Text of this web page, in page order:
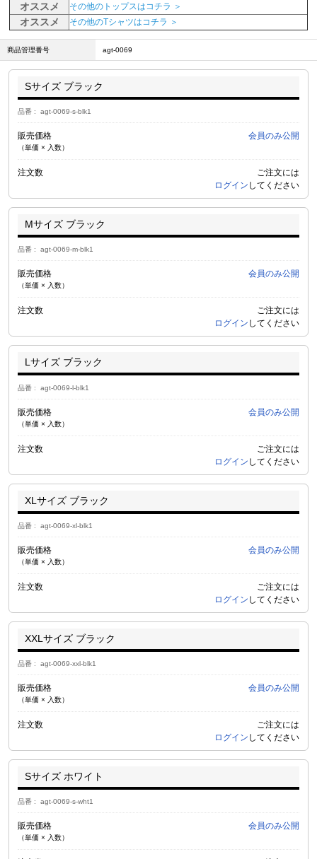
オススメ その他のトップスはコチラ ＞
オススメ その他のTシャツはコチラ ＞
商品管理番号 agt-0069
Sサイズ ブラック
品番 agt-0069-s-blk1
販売価格
（単価 × 入数）
会員のみ公開
注文数
ご注文には
ログイン してください
Mサイズ ブラック
品番 agt-0069-m-blk1
販売価格
（単価 × 入数）
会員のみ公開
注文数
ご注文には
ログイン してください
Lサイズ ブラック
品番 agt-0069-l-blk1
販売価格
（単価 × 入数）
会員のみ公開
注文数
ご注文には
ログイン してください
XLサイズ ブラック
品番 agt-0069-xl-blk1
販売価格
（単価 × 入数）
会員のみ公開
注文数
ご注文には
ログイン してください
XXLサイズ ブラック
品番 agt-0069-xxl-blk1
販売価格
（単価 × 入数）
会員のみ公開
注文数
ご注文には
ログイン してください
Sサイズ ホワイト
品番 agt-0069-s-wht1
販売価格
（単価 × 入数）
会員のみ公開